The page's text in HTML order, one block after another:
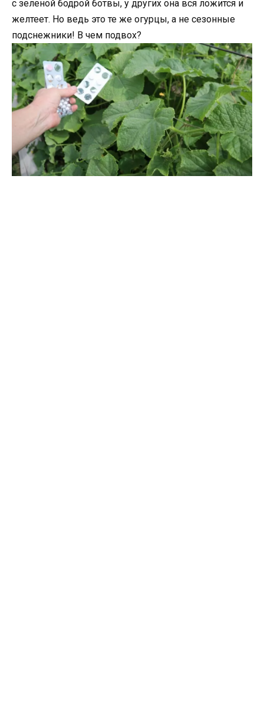
с зеленой бодрой ботвы, у других она вся ложится и
желтеет. Но ведь это те же огурцы, а не сезонные
подснежники! В чем подвох?